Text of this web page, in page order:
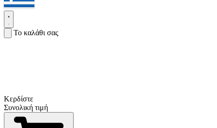
Το καλάθι σας
Κερδίστε
Συνολική τιμή